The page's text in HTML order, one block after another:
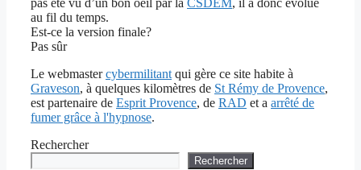
pas été vu d’un bon oeil par la CSDEM, il a donc évolué
au fil du temps.
Est-ce la version finale?
Pas sûr
Le webmastercybermilitant qui gère ce site habite à
Graveson, à quelques kilomètres de St Rémy de Provence,
est partenaire de Esprit Provence, de RAD et a arrêté de
fumer grâce à l'hypnose.
Rechercher
Rechercher